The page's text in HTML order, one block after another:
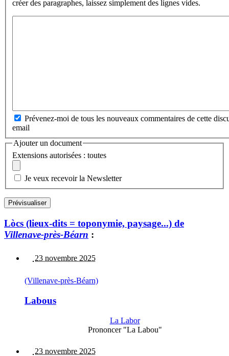
créer des paragraphes, laissez simplement des lignes vides.
Prévenez-moi de tous les nouveaux commentaires de cette
email
Ajouter un document
Extensions autorisées : toutes
Je veux recevoir la Newsletter
Lòcs (lieux-dits = toponymie, paysage...) de
Villenave-près-Béarn :
23 novembre 2025
(Villenave-près-Béarn)
Labous
La Labor
Prononcer "La Labou"
23 novembre 2025